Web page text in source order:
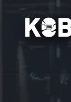
バー